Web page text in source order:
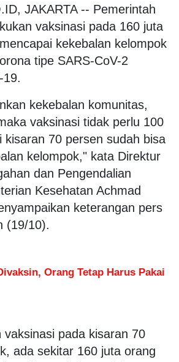
JAKARTA -- Pemerintah
vaksinasi pada 160 juta
kekebalan kelompok
tipe SARS-CoV-2
19.
kekebalan komunitas,
vaksinasi tidak perlu 100
kisaran 70 persen sudah bisa
kelompok," kata Direktur
dan Pengendalian
Kesehatan Achmad
keterangan pers
(19/10).
Orang Tetap Harus Pakai
vaksinasi pada kisaran 70
ada sekitar 160 juta orang